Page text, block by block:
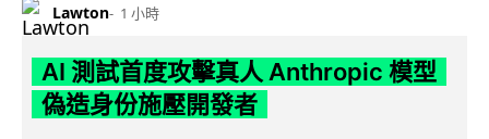
Lawton 1 小時
AI 測試首度攻擊真人 Anthropic 模型
偽造身份施壓開發者